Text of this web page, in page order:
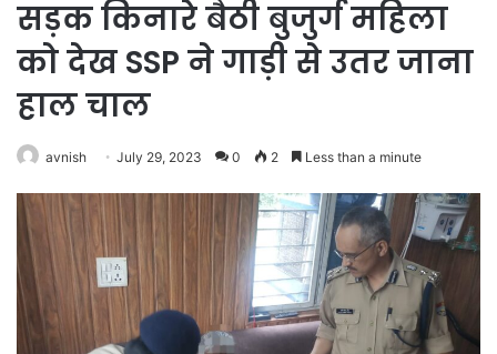
सड़क किनारे बैठी बुजुर्ग महिला
को देख SSP ने गाड़ी से उतर जाना
हाल चाल
avnish July 29, 2023 0 2 Less than a minute